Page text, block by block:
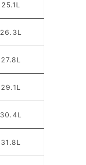
25.1L
26.3L
27.8L
29.1L
30.4L
31.8L